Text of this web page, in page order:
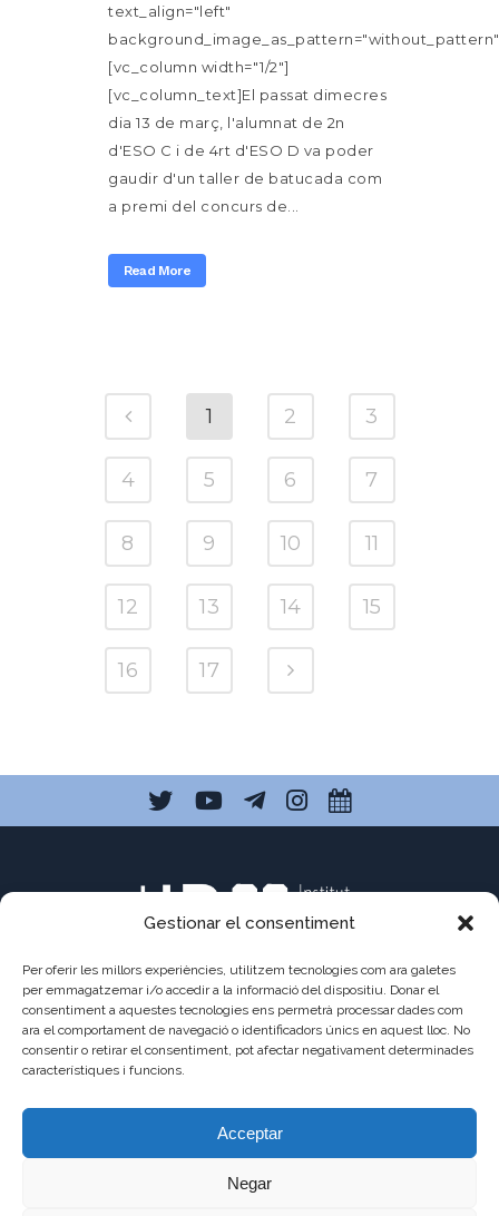
Gestionar el consentiment
Per oferir les millors experiències, utilitzem tecnologies com ara galetes
per emmagatzemar i/o accedir a la informació del dispositiu. Donar el
consentiment a aquestes tecnologies ens permetrà processar dades com
ara el comportament de navegació o identificadors únics en aquest lloc. No
consentir o retirar el consentiment, pot afectar negativament determinades
característiques i funcions.
Acceptar
Negar
text_align="left"
[vc_column width="1/2"]
[vc_column_text]El passat dimecres
dia 13 de març, l'alumnat de 2n
d'ESO C i de 4rt d'ESO D va poder
gaudir d'un taller de batucada com
a premi del concurs de...
Read More
1 2 3
4 5 6 7
8 9 10 11
12 13 14 15
16 17
C/ Pau Claris 121
08009 Barcelona
93 487 03 01